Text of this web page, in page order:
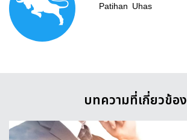
Patihan Uhas
บทความที่เกี่ยวข้อง